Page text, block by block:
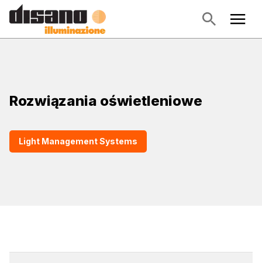
Rozwiązania oświetleniowe
Light Management Systems